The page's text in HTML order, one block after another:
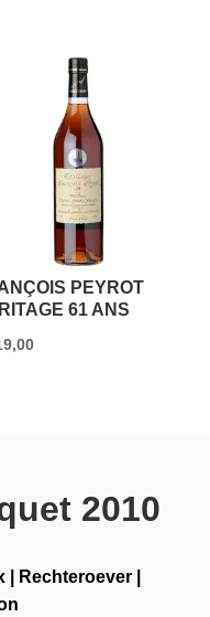
PEYROT
61 ANS
2010
| Rechteroever|